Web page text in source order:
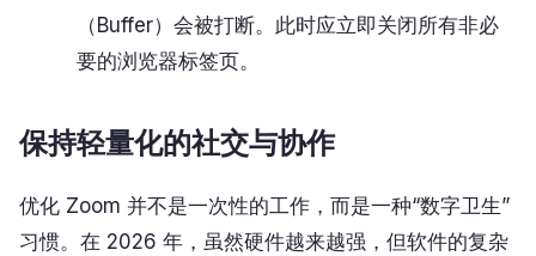
（Buffer）会被打断。此时应立即关闭所有非必
要的浏览器标签页。
保持轻量化的社交与协作
优化 Zoom 并不是一次性的工作，而是一种“数字卫生”
习惯。在 2026 年，虽然硬件越来越强，但软件的复杂